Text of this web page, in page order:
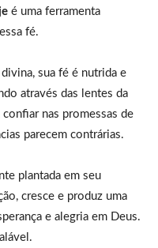
é uma ferramenta
fé.
sua fé é nutrida e
através das lentes da
nas promessas de
parecem contrárias.
plantada em seu
cresce e produz uma
e alegria em Deus.